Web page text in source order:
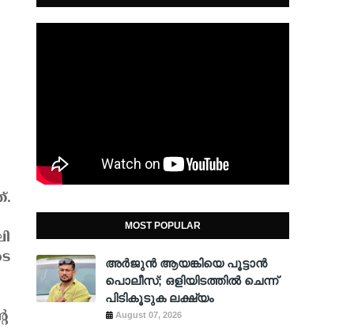
MOST POPULAR
അര്‍ജുന്‍ ആയങ്കിയെ പൂട്ടാന്‍
പൊലീസ്; ഒളിയിടത്തില്‍ ചെന്ന്
പിടികൂടുക ലക്ഷ്യം
August 07, 2026